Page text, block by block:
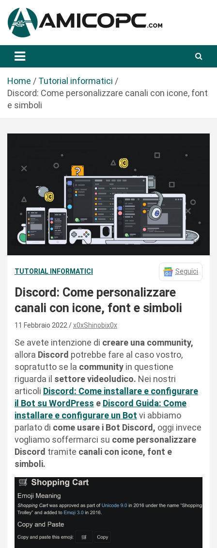
a
Amicopc.com
Home
Tutorial informatici
Discord: Come personalizzare canali con icone, font
e simboli
TUTORIAL INFORMATICI Seguici
Discord: Come personalizzare
canali con icone, font e simboli
11 Febbraio 2022 x0xShinobix0x
Se avete intenzione di creare una community,
allora Discord potrebbe fare al caso vostro,
sopratutto se la community in questione
riguarda il settore videoludico. Nei nostri
articoli Discord: Come installare e configurare
il Bot su WordPress e Discord Guida: Come
installare e configurare un Bot vi abbiamo
parlato di come usare i Bot Discord, oggi invece
vogliamo soffermarci su come personalizzare
Discord tramite canali con icone, font e
simboli.